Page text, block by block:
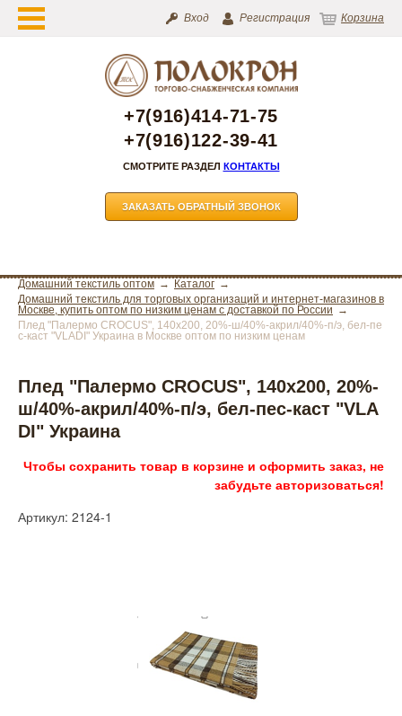
Вход Регистрация Корзина
+7(916)414-71-75
+7(916)122-39-41
СМОТРИТЕ РАЗДЕЛ КОНТАКТЫ
ЗАКАЗАТЬ ОБРАТНЫЙ ЗВОНОК
Домашний текстиль оптом
Каталог
Домашний текстиль для торговых организаций и интернет-магазинов в
Москве, купить оптом по низким ценам с доставкой по России
Плед "Палермо CROCUS", 140х200, 20%-ш/40%-акрил/40%-п/э, бел-пе
с-каст "VLADI" Украина в Москве оптом по низким ценам
Плед "Палермо CROCUS", 140х200, 20%-
ш/40%-акрил/40%-п/э, бел-пес-каст "VLA
DI" Украина
Чтобы сохранить товар в корзине и оформить заказ, не
забудьте авторизоваться!
Артикул: 2124-1